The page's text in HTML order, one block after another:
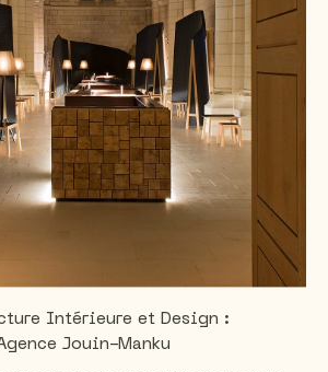
Intérieure et Design :
Jouin-Manku